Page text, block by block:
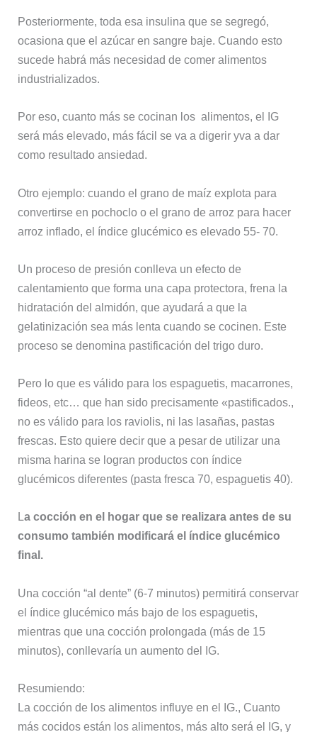
Posteriormente, toda esa insulina que se segregó,
ocasiona que el azúcar en sangre baje. Cuando esto
sucede habrá más necesidad de comer alimentos
industrializados.
Por eso, cuanto más se cocinan los alimentos, el IG
será más elevado, más fácil se va a digerir yva a dar
como resultado ansiedad.
Otro ejemplo: cuando el grano de maíz explota para
convertirse en pochoclo o el grano de arroz para hacer
arroz inflado, el índice glucémico es elevado 55- 70.
Un proceso de presión conlleva un efecto de
calentamiento que forma una capa protectora, frena la
hidratación del almidón, que ayudará a que la
gelatinización sea más lenta cuando se cocinen. Este
proceso se denomina pastificación del trigo duro.
Pero lo que es válido para los espaguetis, macarrones,
fideos, etc… que han sido precisamente «pastificados.,
no es válido para los raviolis, ni las lasañas, pastas
frescas. Esto quiere decir que a pesar de utilizar una
misma harina se logran productos con índice
glucémicos diferentes (pasta fresca 70, espaguetis 40).
La cocción en el hogar que se realizara antes de su
consumo también modificará el índice glucémico
final.
Una cocción “al dente” (6-7 minutos) permitirá conservar
el índice glucémico más bajo de los espaguetis,
mientras que una cocción prolongada (más de 15
minutos), conllevaría un aumento del IG.
Resumiendo:
La cocción de los alimentos influye en el IG., Cuanto
más cocidos están los alimentos, más alto será el IG, y